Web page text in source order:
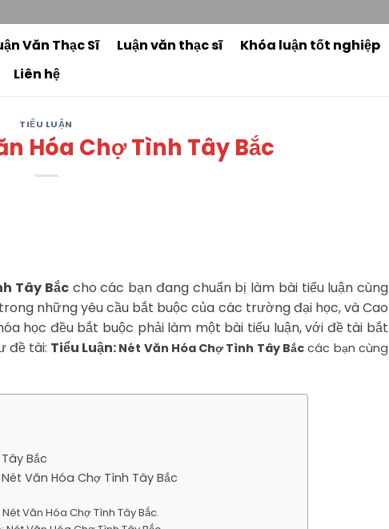
Văn Thạc Sĩ Luận văn thạc sĩ Khóa luận tốt nghiệp
Liên hệ
TIỂU LUẬN
Hóa Chợ Tình Tây Bắc
Tây Bắccho các bạn đang chuẩn bị làm bài tiểu luận cùng
những yêu cầu bắt buộc của các trường đại học, và Cao
học đều bắt buộc phải làm một bài tiểu luận, với đề tài bắt
đề tài: Tiểu Luận:Nét Văn Hóa Chợ Tình Tây Bắc các bạn cùng
Bắc
Văn Hóa Chợ Tình Tây Bắc
Văn Hóa Chợ Tình Tây Bắc.